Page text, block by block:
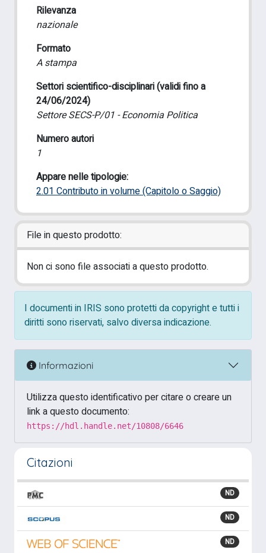
Rilevanza
nazionale
Formato
A stampa
Settori scientifico-disciplinari (validi fino a
24/06/2024)
Settore SECS-P/01 - Economia Politica
Numero autori
1
Appare nelle tipologie:
2.01 Contributo in volume (Capitolo o Saggio)
File in questo prodotto:
Non ci sono file associati a questo prodotto.
I documenti in IRIS sono protetti da copyright e tutti i
diritti sono riservati, salvo diversa indicazione.
Informazioni
Utilizza questo identificativo per citare o creare un
link a questo documento:
https://hdl.handle.net/10808/6646
Citazioni
ND
ND
ND